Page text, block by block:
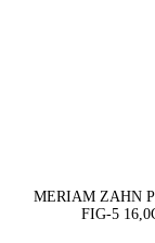
MERIAM ZAHN
FIG-5